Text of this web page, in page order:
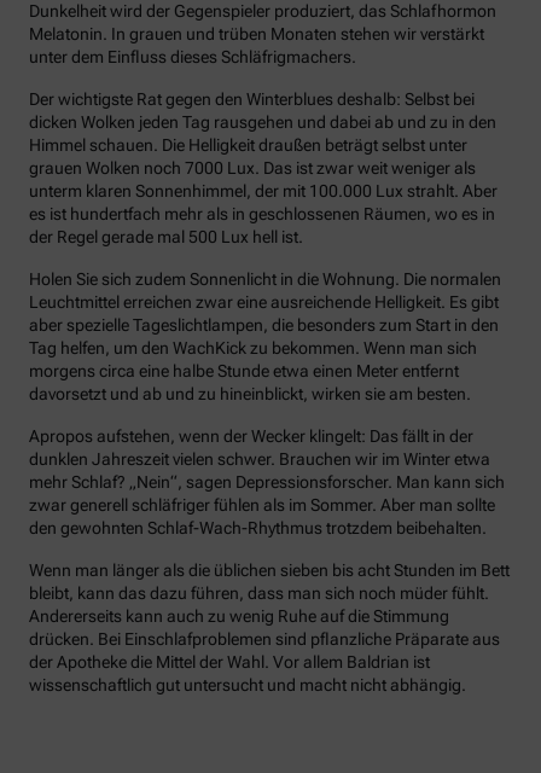
Dunkelheit wird der Gegenspieler produziert, das Schlafhormon
Melatonin. In grauen und trüben Monaten stehen wir verstärkt
unter dem Einfluss dieses Schläfrigmachers.
Der wichtigste Rat gegen den Winterblues deshalb: Selbst bei
dicken Wolken jeden Tag rausgehen und dabei ab und zu in den
Himmel schauen. Die Helligkeit draußen beträgt selbst unter
grauen Wolken noch 7000 Lux. Das ist zwar weit weniger als
unterm klaren Sonnenhimmel, der mit 100.000 Lux strahlt. Aber
es ist hundertfach mehr als in geschlossenen Räumen, wo es in
der Regel gerade mal 500 Lux hell ist.
Holen Sie sich zudem Sonnenlicht in die Wohnung. Die normalen
Leuchtmittel erreichen zwar eine ausreichende Helligkeit. Es gibt
aber spezielle Tageslichtlampen, die besonders zum Start in den
Tag helfen, um den WachKick zu bekommen. Wenn man sich
morgens circa eine halbe Stunde etwa einen Meter entfernt
davorsetzt und ab und zu hineinblickt, wirken sie am besten.
Apropos aufstehen, wenn der Wecker klingelt: Das fällt in der
dunklen Jahreszeit vielen schwer. Brauchen wir im Winter etwa
mehr Schlaf? „Nein“, sagen Depressionsforscher. Man kann sich
zwar generell schläfriger fühlen als im Sommer. Aber man sollte
den gewohnten Schlaf-Wach-Rhythmus trotzdem beibehalten.
Wenn man länger als die üblichen sieben bis acht Stunden im Bett
bleibt, kann das dazu führen, dass man sich noch müder fühlt.
Andererseits kann auch zu wenig Ruhe auf die Stimmung
drücken. Bei Einschlafproblemen sind pflanzliche Präparate aus
der Apotheke die Mittel der Wahl. Vor allem Baldrian ist
wissenschaftlich gut untersucht und macht nicht abhängig.